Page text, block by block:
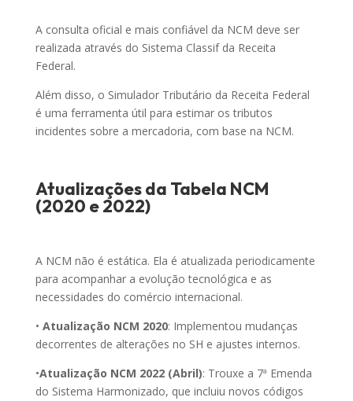
A consulta oficial e mais confiável da NCM deve ser
realizada através do Sistema Classif da Receita
Federal.
Além disso, o Simulador Tributário da Receita Federal
é uma ferramenta útil para estimar os tributos
incidentes sobre a mercadoria, com base na NCM.
Atualizações da Tabela NCM
(2020 e 2022)
A NCM não é estática. Ela é atualizada periodicamente
para acompanhar a evolução tecnológica e as
necessidades do comércio internacional.
• Atualização NCM 2020: Implementou mudanças
decorrentes de alterações no SH e ajustes internos.
•Atualização NCM 2022 (Abril): Trouxe a 7ª Emenda
do Sistema Harmonizado, que incluiu novos códigos